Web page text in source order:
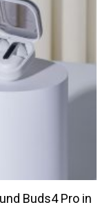
Buds4 Pro in